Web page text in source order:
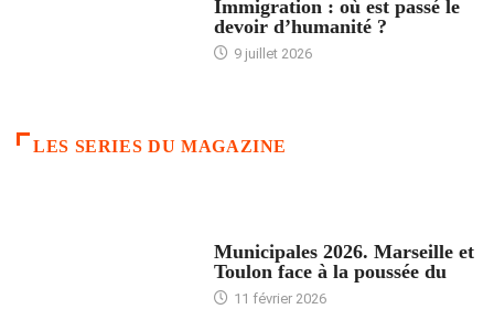
Immigration : où est passé le
devoir d’humanité ?
9 juillet 2026
LES SERIES DU MAGAZINE
Municipales 2026. Marseille et
Toulon face à la poussée du
11 février 2026